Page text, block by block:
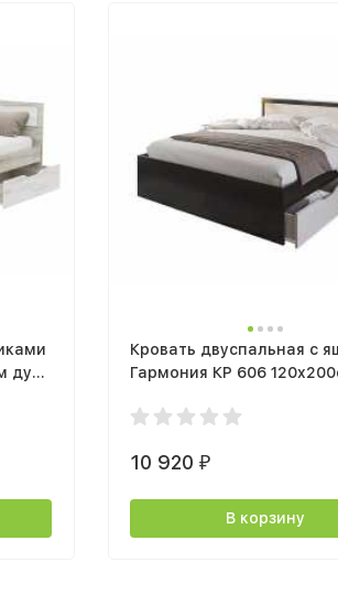
дуб
Кровать двуспальная с
Гармония КР 606
10 920 ₽
В корзину